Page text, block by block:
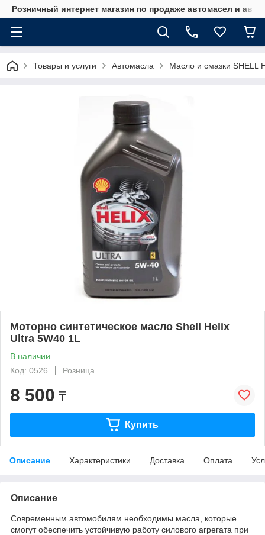
Розничный интернет магазин по продаже автомасел и
Товары и услуги Автомасла Масло и смазки SHELL
Моторно синтетическое масло Shell Helix
Ultra 5W40 1L
В наличии
Код: 0526
Розница
8 500 ₸
Купить
Описание Характеристики Доставка Оплата
Описание
Современным автомобилям необходимы масла, которые
смогут обеспечить устойчивую работу силового агрегата при